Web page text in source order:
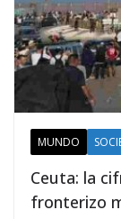
MUNDO
Ceuta: la
fronterizo